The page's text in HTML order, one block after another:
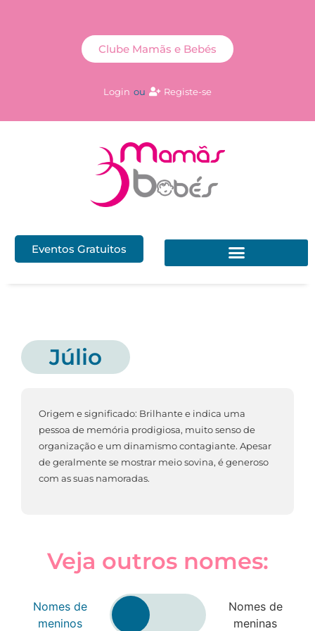
Login ou Registe-se
Clube Mamãs e Bebés
Eventos Gratuitos
Júlio
Origem e significado: Brilhante e indica uma
pessoa de memória prodigiosa, muito senso de
organização e um dinamismo contagiante. Apesar
de geralmente se mostrar meio sovina, é generoso
com as suas namoradas.
Veja outros nomes:
Nomes de
meninos
Nomes de
meninas